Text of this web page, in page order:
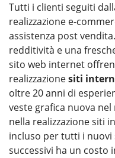
Tutti i clienti seguiti
realizzazione e-
assistenza post
redditività e una
sito web internet
realizzazionesiti
oltre 20 anni di
veste grafica nuova
nella realizzazione siti
incluso per tutti i
successivi ha un